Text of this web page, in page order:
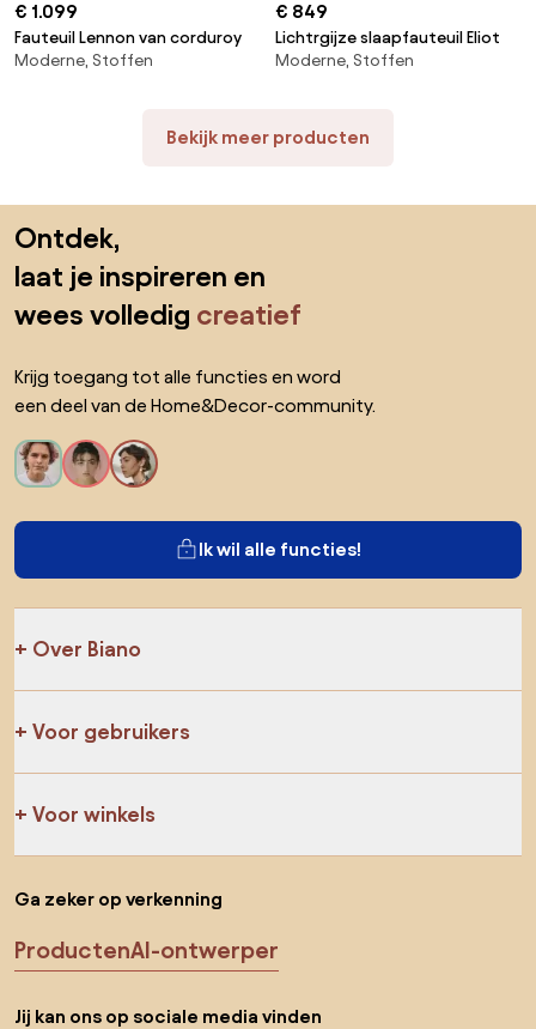
€ 1.099
Fauteuil Lennon van corduroy
Moderne, Stoffen
€ 849
Lichtrgijze slaapfauteuil Eliot
Moderne, Stoffen
Bekijk meer producten
Ontdek,
laat je inspireren en
wees volledig creatief
Krijg toegang tot alle functies en word
een deel van de Home&Decor-community.
Ik wil alle functies!
Over Biano
Voor gebruikers
Voor winkels
Ga zeker op verkenning
ProductenAI-ontwerper
Jij kan ons op sociale media vinden